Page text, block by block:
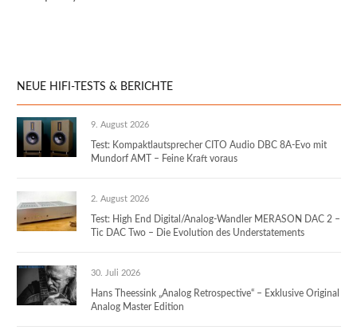
NEUE HIFI-TESTS & BERICHTE
9. August 2026
Test: Kompaktlautsprecher CITO Audio DBC 8A-Evo mit
Mundorf AMT – Feine Kraft voraus
2. August 2026
Test: High End Digital/Analog-Wandler MERASON DAC 2 –
Tic DAC Two – Die Evolution des Understatements
30. Juli 2026
Hans Theessink „Analog Retrospective“ – Exklusive Original
Analog Master Edition